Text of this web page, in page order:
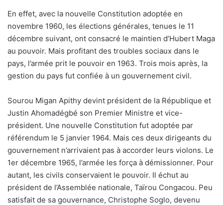
En effet, avec la nouvelle Constitution adoptée en
novembre 1960, les élections générales, tenues le 11
décembre suivant, ont consacré le maintien d’Hubert Maga
au pouvoir. Mais profitant des troubles sociaux dans le
pays, l’armée prit le pouvoir en 1963. Trois mois après, la
gestion du pays fut confiée à un gouvernement civil.
Sourou Migan Apithy devint président de la République et
Justin Ahomadégbé son Premier Ministre et vice-
président. Une nouvelle Constitution fut adoptée par
référendum le 5 janvier 1964. Mais ces deux dirigeants du
gouvernement n’arrivaient pas à accorder leurs violons. Le
1er décembre 1965, l’armée les força à démissionner. Pour
autant, les civils conservaient le pouvoir. Il échut au
président de l’Assemblée nationale, Taïrou Congacou. Peu
satisfait de sa gouvernance, Christophe Soglo, devenu